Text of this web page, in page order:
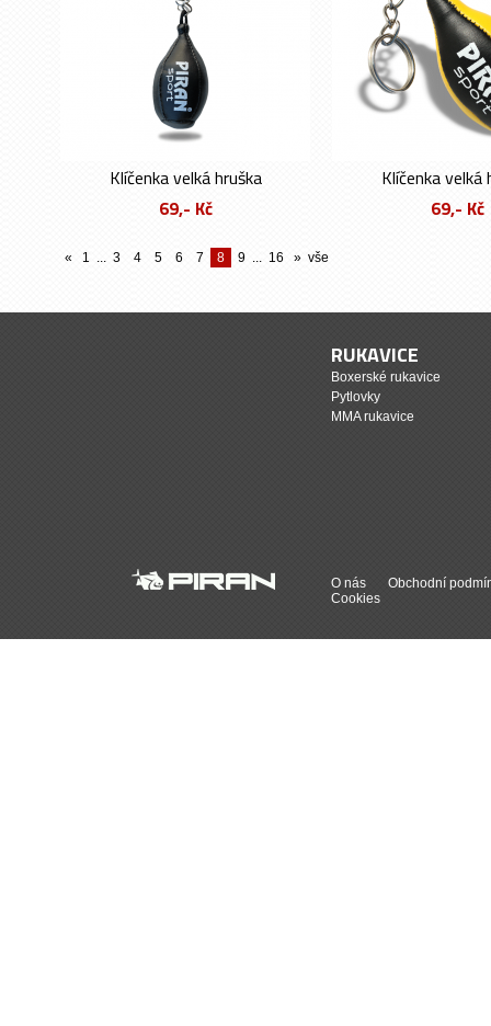
Klíčenka velká hruška
69,- Kč
Klíčenka velká
69,- Kč
« 1 ... 3 4 5 6 7 8 9 ... 16 » vše
RUKAVICE
Boxerské rukavice
Pytlovky
MMA rukavice
O nás
Obchodní
Cookies